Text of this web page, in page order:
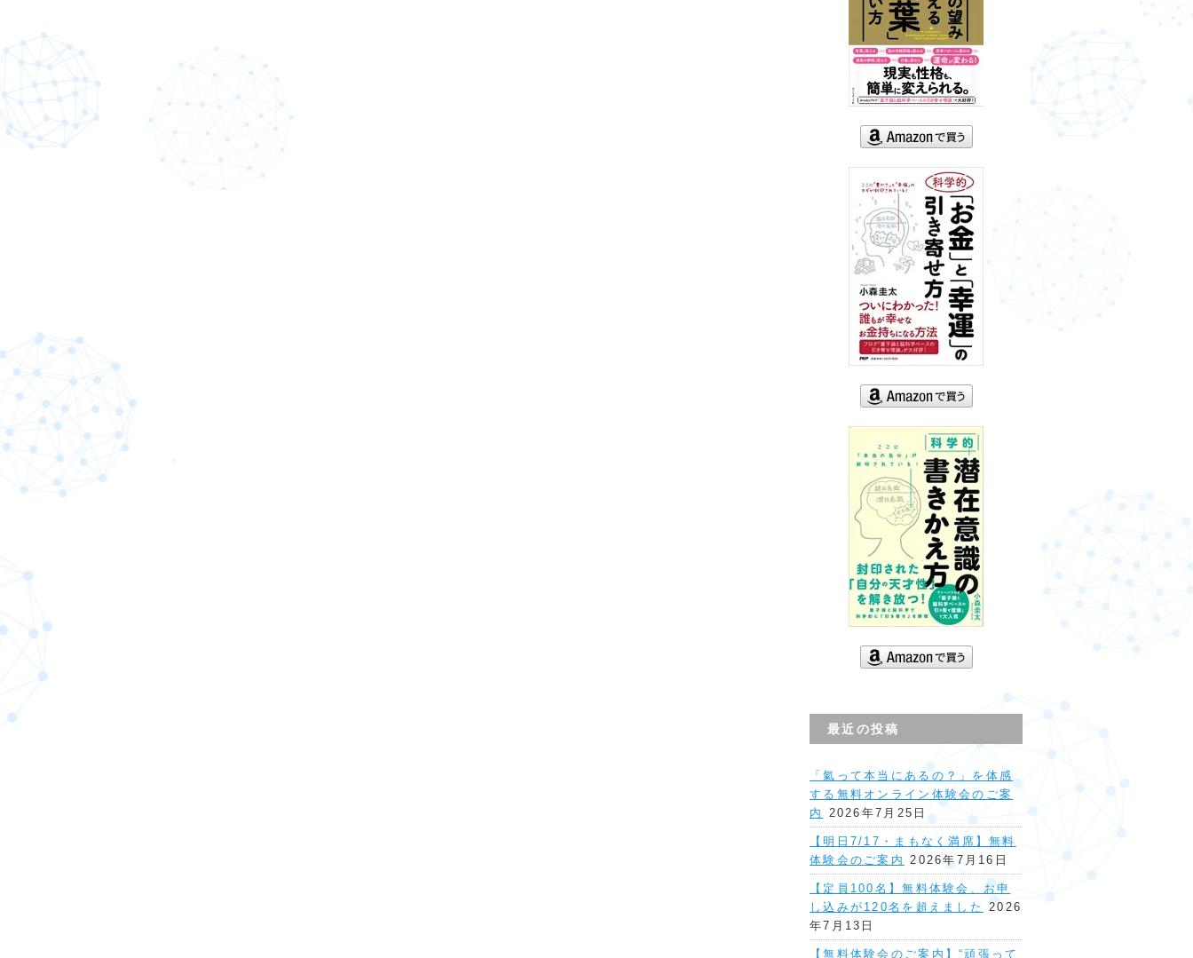
最近の投稿
「氣って本当にあるの？」を体感
する無料オンライン体験会のご案
内
2026年7月25日
【明日7/17・まもなく満席】無料
体験会のご案内
2026年7月16日
【定員100名】無料体験会、お申
し込みが120名を超えました
2026
年7月13日
【無料体験会のご案内】“頑張って